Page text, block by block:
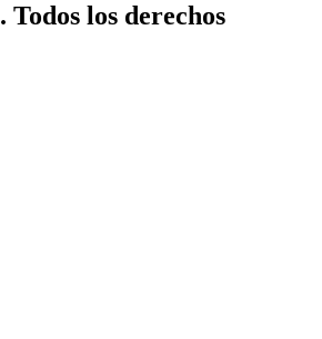
. Todos los derechos